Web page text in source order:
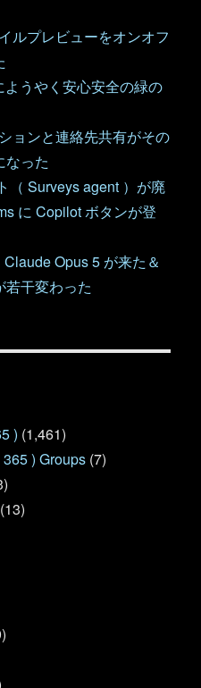
ルプレビューをオンオフ
うやく安心安全の緑の
ョンと連絡先共有がその
なった
（ Surveys agent ）が廃
に Copilot ボタンが登
Opus 5 が来た＆
若干変わった
) (1,461)
) Groups (7)
(13)